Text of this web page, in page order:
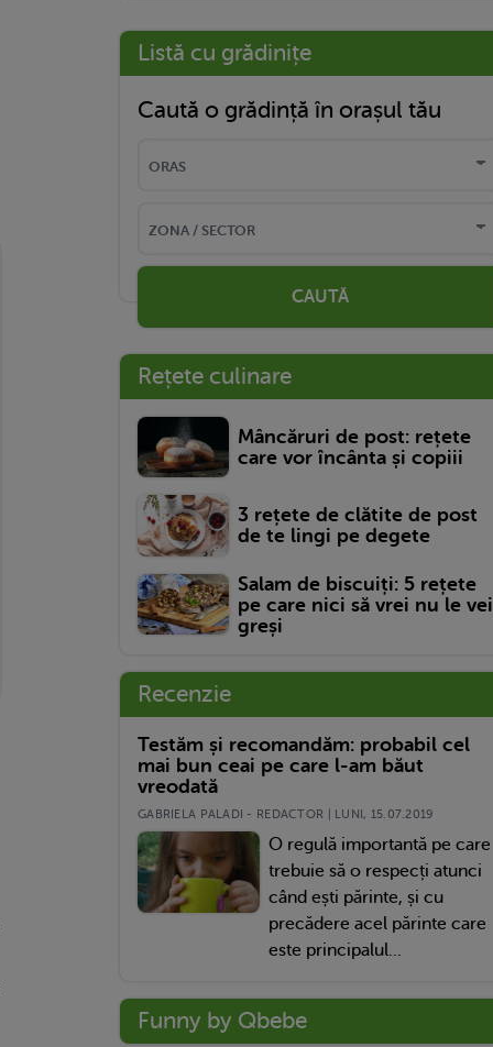
Listă cu grădinițe
Caută o grădință în orașul tău
CAUTĂ
Rețete culinare
Mâncăruri de post: rețete
care vor încânta și copiii
3 rețete de clătite de post
de te lingi pe degete
Salam de biscuiți: 5 rețete
pe care nici să vrei nu le vei
greși
Recenzie
Testăm și recomandăm: probabil cel
mai bun ceai pe care l-am băut
vreodată
GABRIELA PALADI - REDACTOR | LUNI, 15.07.2019
O regulă importantă pe care
trebuie să o respecți atunci
când ești părinte, și cu
precădere acel părinte care
este principalul...
Funny by Qbebe